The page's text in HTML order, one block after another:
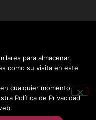
© 2026
para almacenar,
como su visita en este
cualquier momento
Política de Privacidad